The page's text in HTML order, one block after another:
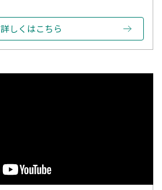
詳しくはこちら